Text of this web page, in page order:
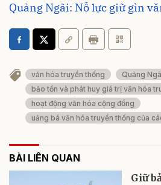
Quảng Ngãi: Nỗ lực giữ gìn
văn hóa truyền thống
Quảng
bảo tồn và phát huy giá trị văn hóa
hoạt động văn hóa cộng đồng
uảng bá văn hóa truyền thống của
BÀI LIÊN QUAN
Giữ